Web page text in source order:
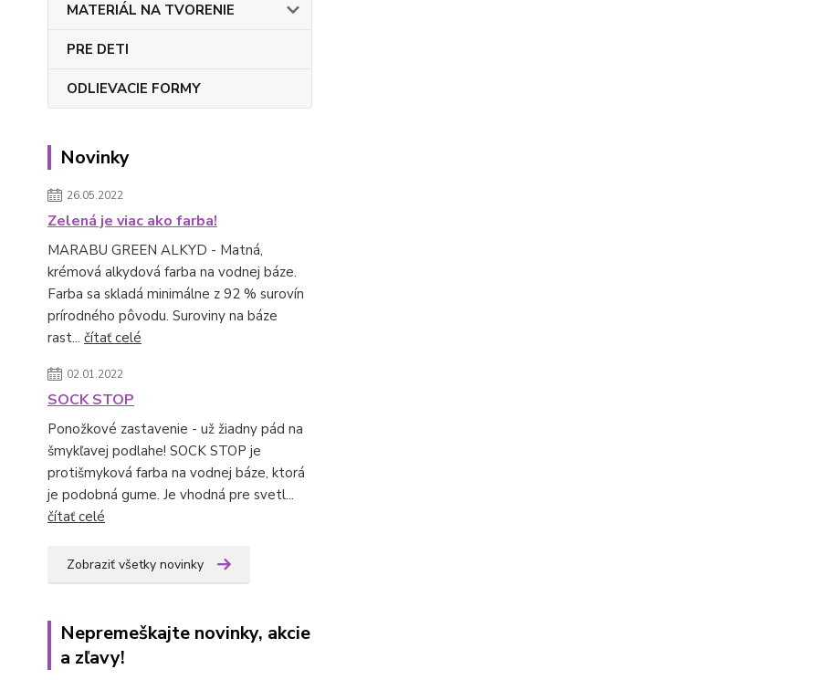
MATERIÁL NA TVORENIE
PRE DETI
ODLIEVACIE FORMY
Novinky
26.05.2022
Zelená je viac ako farba!
MARABU GREEN ALKYD - Matná,
krémová alkydová farba na vodnej báze.
Farba sa skladá minimálne z 92 % surovín
prírodného pôvodu. Suroviny na báze
rast... čítať celé
02.01.2022
SOCK STOP
Ponožkové zastavenie - už žiadny pád na
šmykľavej podlahe! SOCK STOP je
protišmyková farba na vodnej báze, ktorá
je podobná gume. Je vhodná pre svetl...
čítať celé
Zobraziť všetky novinky
Nepremeškajte novinky, akcie
a zľavy!